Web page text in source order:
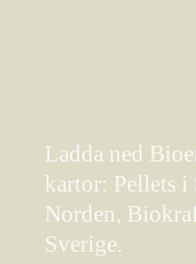
Ladda ned
kartor: Pellets
Norden,
Sverige.